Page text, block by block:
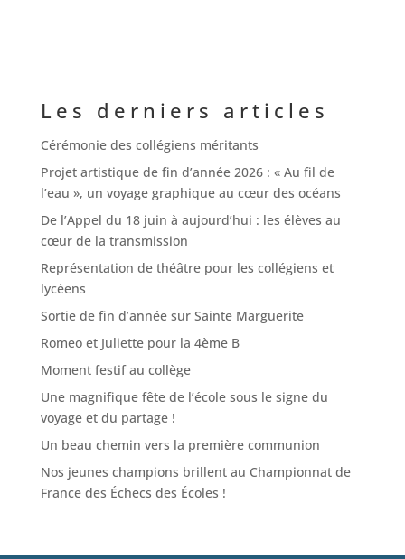
Les derniers articles
Cérémonie des collégiens méritants
Projet artistique de fin d’année 2026 : « Au fil de
l’eau », un voyage graphique au cœur des océans
De l’Appel du 18 juin à aujourd’hui : les élèves au
cœur de la transmission
Représentation de théâtre pour les collégiens et
lycéens
Sortie de fin d’année sur Sainte Marguerite
Romeo et Juliette pour la 4ème B
Moment festif au collège
Une magnifique fête de l’école sous le signe du
voyage et du partage !
Un beau chemin vers la première communion
Nos jeunes champions brillent au Championnat de
France des Échecs des Écoles !